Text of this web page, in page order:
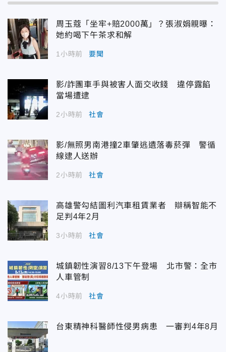
周玉蔻「坐牢+賠2000萬」？張淑娟親曝：
她約喝下午茶求和解
1小時前 要聞
影/詐團車手與被害人面交收錢 違停露餡
當場遭逮
2小時前 社會
影/無照男南港撞2車肇逃遺落毒菸彈 警循
線逮人送辦
2小時前 社會
高雄警勾結圖利汽車租賃業者 辯稱智能不
足判4年2月
3小時前 社會
城鎮韌性演習8/13下午登場 北市警：全市
人車管制
4小時前 社會
台東精神科醫師性侵男病患 一審判4年8月